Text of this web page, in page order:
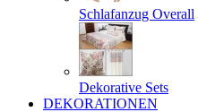
Schlafanzug Overall
Dekorative Sets
DEKORATIONEN